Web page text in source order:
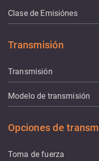
Clase de Emisiónes
Transmisión
Transmisión
Modelo de transmisión
Opciones de
Toma de fuerza